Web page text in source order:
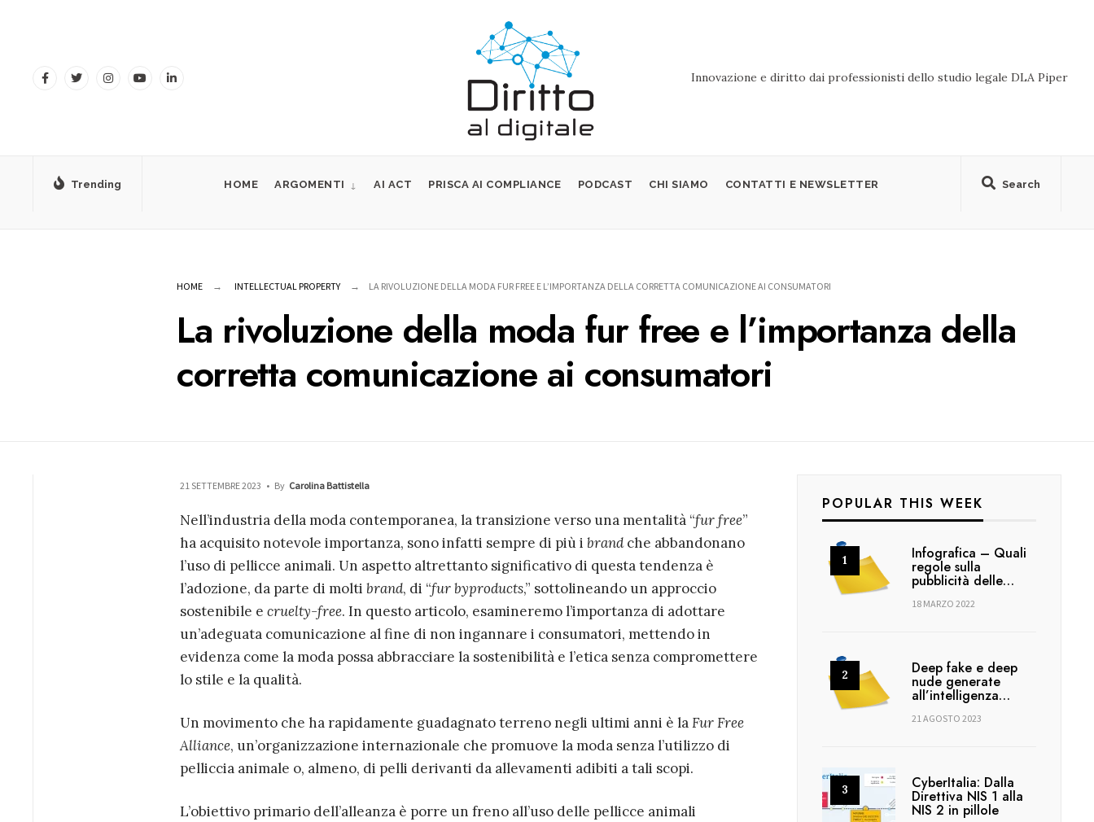
Innovazione e diritto dai professionisti dello studio legale DLA Piper
Trending Search
HOME ARGOMENTI AI ACT PRISCA AI COMPLIANCE PODCAST CHI SIAMO CONTATTI E NEWSLETTER
HOME INTELLECTUAL PROPERTY LA RIVOLUZIONE DELLA MODA FUR FREE E L’IMPORTANZA DELLA CORRETTA COMUNICAZIONE AI CONSUMATORI
La rivoluzione della moda fur free e l’importanza della
corretta comunicazione ai consumatori
21 SETTEMBRE 2023 • By Carolina Battistella
Nell’industria della moda contemporanea, la transizione verso una mentalità “fur free”
ha acquisito notevole importanza, sono infatti sempre di più i brandche abbandonano
l’uso di pellicce animali. Un aspetto altrettanto significativo di questa tendenza è
l’adozione, da parte di molti brand, di “fur byproducts,” sottolineando un approccio
sostenibile e cruelty-free. In questo articolo, esamineremo l’importanza di adottare
un’adeguata comunicazione al fine di non ingannare i consumatori, mettendo in
evidenza come la moda possa abbracciare la sostenibilità e l’etica senza compromettere
lo stile e la qualità.
Un movimento che ha rapidamente guadagnato terreno negli ultimi anni è laFur Free
Alliance, un’organizzazione internazionale che promuove la moda senza l’utilizzo di
pelliccia animale o, almeno, di pelli derivanti da allevamenti adibiti a tali scopi.
L’obiettivo primario dell’alleanza è porre un freno all’uso delle pellicce animali
POPULAR THIS WEEK
Infografica – Quali
regole sulla
pubblicità delle…
18 MARZO 2022
Deep fake e deep
nude generate
all’intelligenza…
21 AGOSTO 2023
CyberItalia: Dalla
Direttiva NIS 1 alla
NIS 2 in pillole